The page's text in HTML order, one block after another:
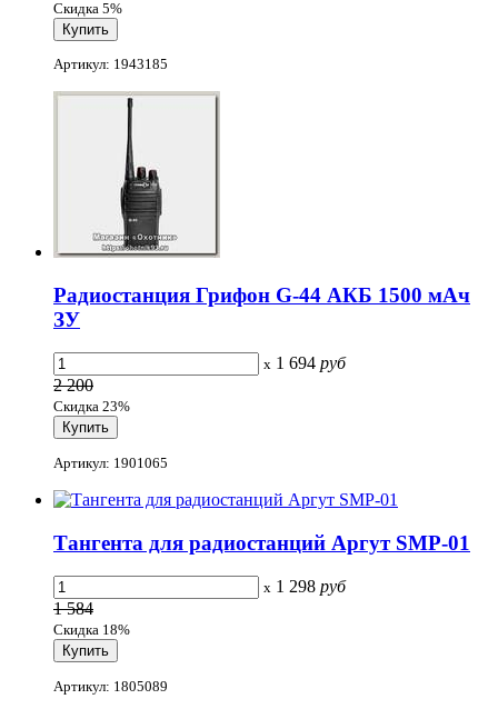
Скидка 5%
Артикул: 1943185
Радиостанция Грифон G-44 АКБ 1500 мАч
ЗУ
x 1 694 руб
2 200
Скидка 23%
Артикул: 1901065
Тангента для радиостанций Аргут SMP-01
x 1 298 руб
1 584
Скидка 18%
Артикул: 1805089